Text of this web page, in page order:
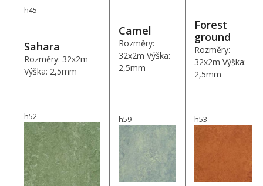
h45
Sahara
Rozměry: 32x2m
Výška: 2,5mm
Camel
Rozměry:
32x2m Výška:
2,5mm
Forest
ground
Rozměry:
32x2m Výška:
2,5mm
h52 h59 h53